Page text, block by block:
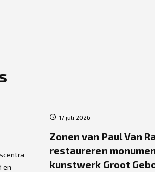
en
17 juli 2026
Zonen van Paul Van
restaureren
kunstwerk Groot